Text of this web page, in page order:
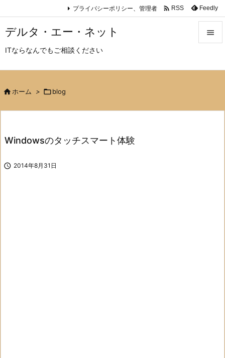
デルタ・エー・ネット
ITならなんでもご相談ください

プライバシーポリシー、管理者  RSS Feedly
 ホーム > blog
Windowsのタッチスマート体験
 2014年8月31日